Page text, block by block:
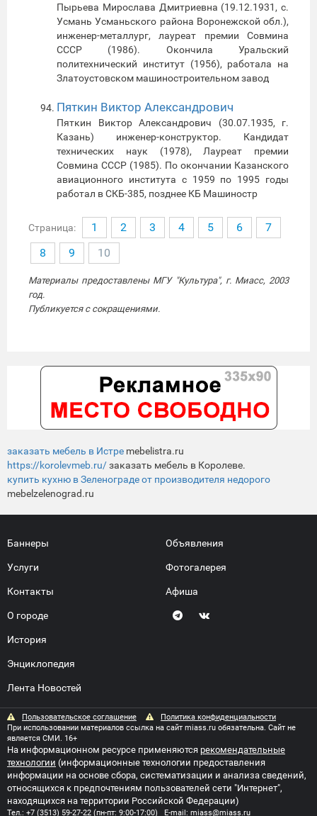
Пырьева Мирослава Дмитриевна (19.12.1931, с.
Усмань Усманьского района Воронежской обл.),
инженер-металлург, лауреат премии Совмина
СССР (1986). Окончила Уральский
политехнический институт (1956), работала на
Златоустовском машиностроительном завод
Пяткин Виктор Александрович
Пяткин Виктор Александрович (30.07.1935, г.
Казань) инженер-конструктор. Кандидат
технических наук (1978), Лауреат премии
Совмина СССР (1985). По окончании Казанского
авиационного института с 1959 по 1995 годы
работал в СКБ-385, позднее КБ Машиностр
Страница: 1 2 3 4 5 6
7
8
9 10
Материалы предоставлены МГУ "Культура", г. Миасс, 2003
год.
Публикуется с сокращениями.
заказать мебель в Истре mebelistra.ru
https://korolevmeb.ru/заказать мебель в Королеве.
купить кухню в Зеленограде от производителя недорого
mebelzelenograd.ru
Баннеры
Услуги
Контакты
О городе
История
Энциклопедия
Лента Новостей
Объявления
Фотогалерея
Афиша
Пользовательское соглашение
Политика конфиденциальности
При использовании материалов ссылка на сайт miass.ru обязательна. Сайт не
является СМИ. 16+
На информационном ресурсе применяются рекомендательные
технологии (информационные технологии предоставления
информации на основе сбора, систематизации и анализа сведений,
относящихся к предпочтениям пользователей сети "Интернет",
находящихся на территории Российской Федерации)
Тел.: +7 (3513) 59-27-22 (пн-пт: 9:00-17:00) E-mail: miass@miass.ru